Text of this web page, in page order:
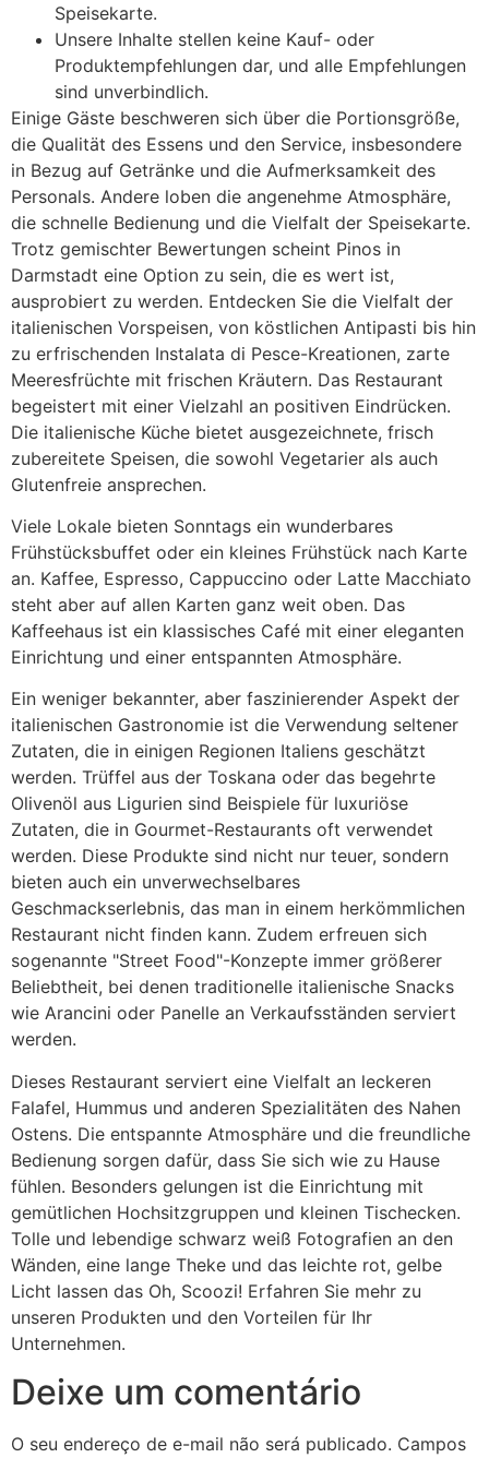
Speisekarte.
Unsere Inhalte stellen keine Kauf- oder
Produktempfehlungen dar, und alle Empfehlungen
sind unverbindlich.
Einige Gäste beschweren sich über die Portionsgröße,
die Qualität des Essens und den Service, insbesondere
in Bezug auf Getränke und die Aufmerksamkeit des
Personals. Andere loben die angenehme Atmosphäre,
die schnelle Bedienung und die Vielfalt der Speisekarte.
Trotz gemischter Bewertungen scheint Pinos in
Darmstadt eine Option zu sein, die es wert ist,
ausprobiert zu werden. Entdecken Sie die Vielfalt der
italienischen Vorspeisen, von köstlichen Antipasti bis hin
zu erfrischenden Instalata di Pesce-Kreationen, zarte
Meeresfrüchte mit frischen Kräutern. Das Restaurant
begeistert mit einer Vielzahl an positiven Eindrücken.
Die italienische Küche bietet ausgezeichnete, frisch
zubereitete Speisen, die sowohl Vegetarier als auch
Glutenfreie ansprechen.
Viele Lokale bieten Sonntags ein wunderbares
Frühstücksbuffet oder ein kleines Frühstück nach Karte
an. Kaffee, Espresso, Cappuccino oder Latte Macchiato
steht aber auf allen Karten ganz weit oben. Das
Kaffeehaus ist ein klassisches Café mit einer eleganten
Einrichtung und einer entspannten Atmosphäre.
Ein weniger bekannter, aber faszinierender Aspekt der
italienischen Gastronomie ist die Verwendung seltener
Zutaten, die in einigen Regionen Italiens geschätzt
werden. Trüffel aus der Toskana oder das begehrte
Olivenöl aus Ligurien sind Beispiele für luxuriöse
Zutaten, die in Gourmet-Restaurants oft verwendet
werden. Diese Produkte sind nicht nur teuer, sondern
bieten auch ein unverwechselbares
Geschmackserlebnis, das man in einem herkömmlichen
Restaurant nicht finden kann. Zudem erfreuen sich
sogenannte "Street Food"-Konzepte immer größerer
Beliebtheit, bei denen traditionelle italienische Snacks
wie Arancini oder Panelle an Verkaufsständen serviert
werden.
Dieses Restaurant serviert eine Vielfalt an leckeren
Falafel, Hummus und anderen Spezialitäten des Nahen
Ostens. Die entspannte Atmosphäre und die freundliche
Bedienung sorgen dafür, dass Sie sich wie zu Hause
fühlen. Besonders gelungen ist die Einrichtung mit
gemütlichen Hochsitzgruppen und kleinen Tischecken.
Tolle und lebendige schwarz weiß Fotografien an den
Wänden, eine lange Theke und das leichte rot, gelbe
Licht lassen das Oh, Scoozi! Erfahren Sie mehr zu
unseren Produkten und den Vorteilen für Ihr
Unternehmen.
Deixe um comentário
O seu endereço de e-mail não será publicado. Campos